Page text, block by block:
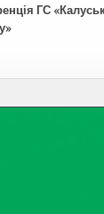
ГС